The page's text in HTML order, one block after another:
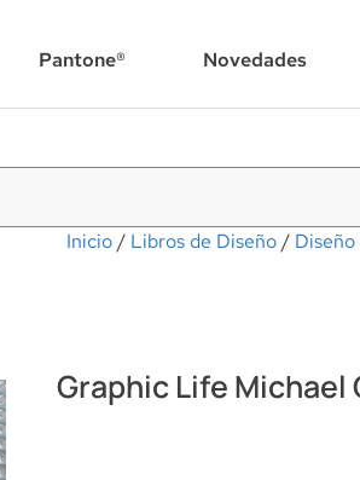
Pantone® Novedades
Inicio/ Libros de Diseño/
Graphic Life Michael